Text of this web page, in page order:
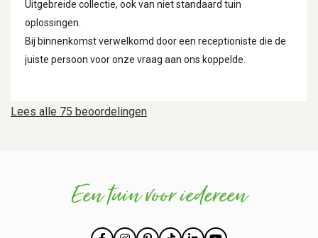
Lees alle 75 beoordelingen
Uitgebreide collectie, ook van niet standaard tuin
oplossingen.
Bij binnenkomst verwelkomd door een receptioniste die de
juiste persoon voor onze vraag aan ons koppelde.
Een tuin voor iedereen